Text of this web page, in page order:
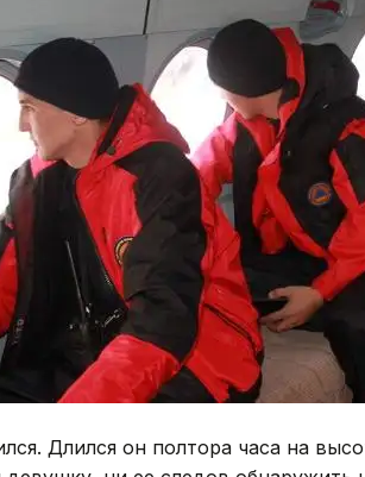
Длился он полтора часа на